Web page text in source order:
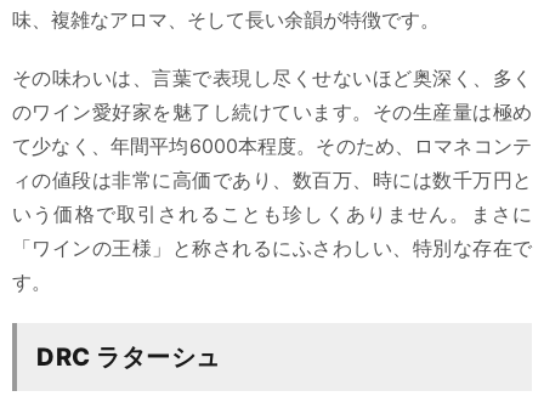
味、複雑なアロマ、そして長い余韻が特徴です。
その味わいは、言葉で表現し尽くせないほど奥深く、多く
のワイン愛好家を魅了し続けています。その生産量は極め
て少なく、年間平均6000本程度。そのため、ロマネコンテ
ィの値段は非常に高価であり、数百万、時には数千万円と
いう価格で取引されることも珍しくありません。まさに
「ワインの王様」と称されるにふさわしい、特別な存在で
す。
DRC ラターシュ